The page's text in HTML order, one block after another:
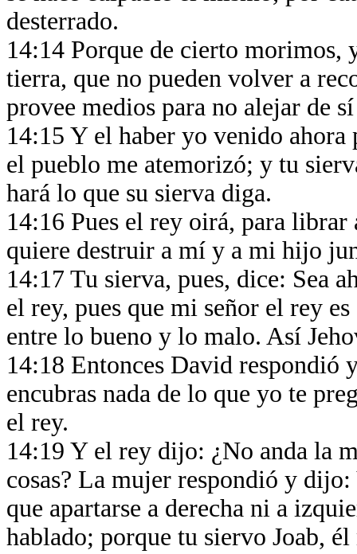
desterrado.
14:14 Porque de cierto morimos,
tierra, que no pueden volver a
provee medios para no alejar de
14:15 Y el haber yo venido ahora
el pueblo me atemorizó; y tu
hará lo que su sierva diga.
14:16 Pues el rey oirá, para librar
quiere destruir a mí y a mi hijo
14:17 Tu sierva, pues, dice: Sea
el rey, pues que mi señor el rey
entre lo bueno y lo malo. Así
14:18 Entonces David respondió
encubras nada de lo que yo te
el rey.
14:19 Y el rey dijo: ¿No anda la
cosas? La mujer respondió y
que apartarse a derecha ni a
hablado; porque tu siervo Joab,